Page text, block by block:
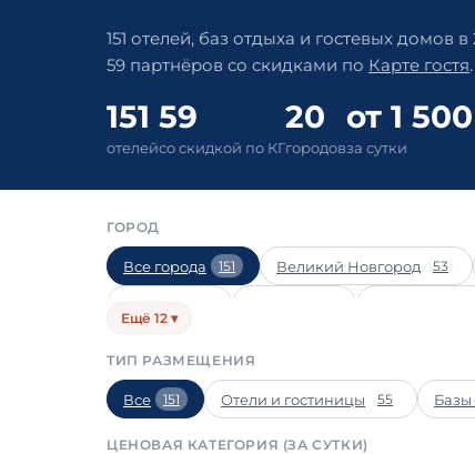
151 отелей, баз отдыха и гостевых домов
59 партнёров со скидками по Карте гостя.
151
отелей
59
со скидкой по КГ
20
городов
от 1
за сутки
ГОРОД
Все города 151 Великий Новгород 53
Ещё 12 ▾
ТИП РАЗМЕЩЕНИЯ
Все 151 Отели и гостиницы 55 Базы
ЦЕНОВАЯ КАТЕГОРИЯ (ЗА СУТКИ)